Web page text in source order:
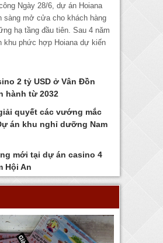
Ngày 28/6, dự án Hoiana
sàng mở cửa cho khách hàng
hạ tầng đầu tiên. Sau 4 năm
khu phức hợp Hoiana dự kiến
2 tỷ USD ở Vân Đồn
hành từ 2032
quyết các vướng mắc
án khu nghỉ dưỡng Nam
mới tại dự án casino 4
Hội An